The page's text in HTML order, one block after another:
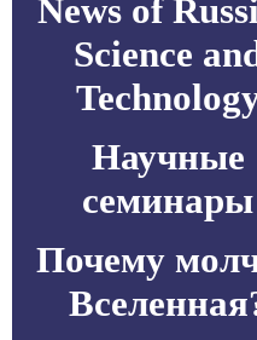
News of
Science
Научные
семинары
Почему